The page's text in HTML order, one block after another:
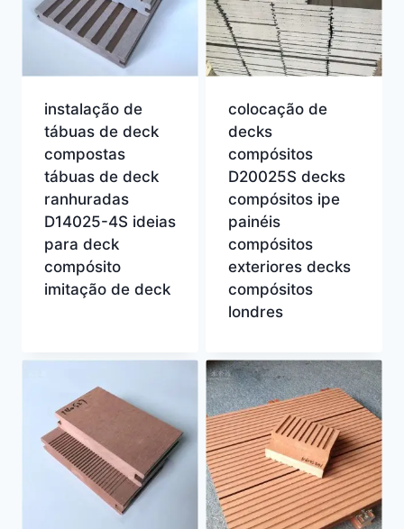
instalação de
tábuas de deck
compostas
tábuas de deck
ranhuradas
D14025-4S ideias
para deck
compósito
imitação de deck
colocação de
decks
compósitos
D20025S decks
compósitos ipe
painéis
compósitos
exteriores decks
compósitos
londres